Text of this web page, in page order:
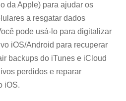
da Apple) para ajudar os
a resgatar dados
pode usá-lo para digitalizar
iOS/Android para recuperar
backups do iTunes e iCloud
perdidos e reparar
iOS.